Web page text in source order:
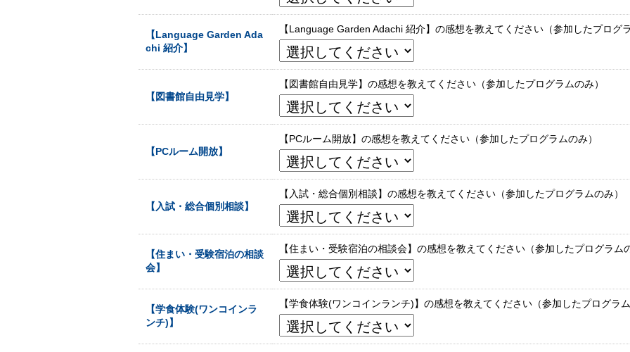
【Language Garden Ada
chi 紹介】
【Language Garden Adachi 紹介】の感想を教えてください（参加したプログラ
【図書館自由見学】
【図書館自由見学】の感想を教えてください（参加したプログラムのみ）
【PCルーム開放】
【PCルーム開放】の感想を教えてください（参加したプログラムのみ）
【入試・総合個別相談】
【入試・総合個別相談】の感想を教えてください（参加したプログラムのみ）
【住まい・受験宿泊の相談
会】
【住まい・受験宿泊の相談会】の感想を教えてください（参加したプログラム
【学食体験(ワンコインラ
ンチ)】
【学食体験(ワンコインランチ)】の感想を教えてください（参加したプログラム